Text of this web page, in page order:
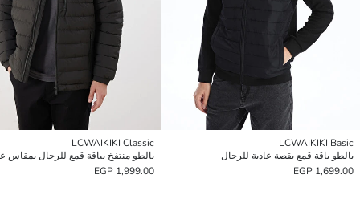
LCWAIKIKI Basic
بالطو ياقة قمع بقصة عادية للرجال
1,699.00 EGP
LCWAIKIKI Classic
بالطو منتفخ بياقة قمع للرجال بمقاس
1,999.00 EGP